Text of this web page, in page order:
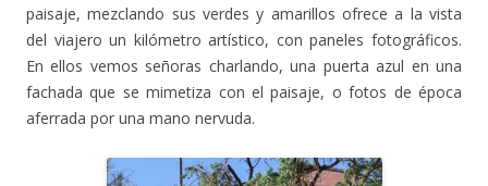
paisaje, mezclando sus verdes y amarillos ofrece a la vista
del viajero un kilómetro artístico, con paneles fotográficos.
En ellos vemos señoras charlando, una puerta azul en una
fachada que se mimetiza con el paisaje, o fotos de época
aferrada por una mano nervuda.